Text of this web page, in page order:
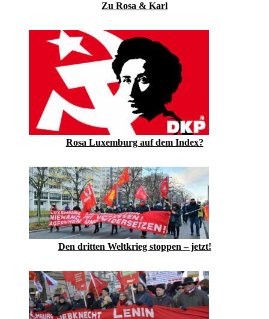
Zu Rosa & Karl
Rosa Luxemburg auf dem Index?
Den dritten Weltkrieg stoppen – jetzt!